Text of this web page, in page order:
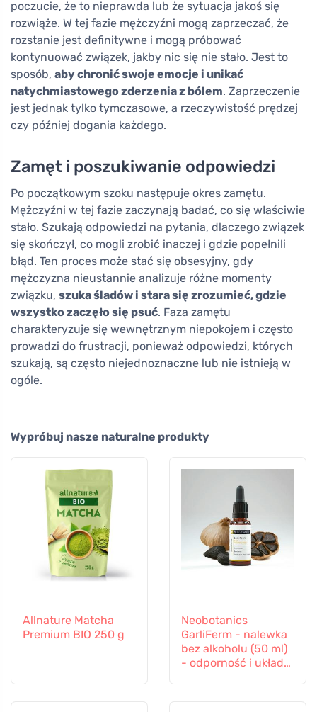
poczucie, że to nieprawda lub że sytuacja jakoś się
rozwiąże. W tej fazie mężczyźni mogą zaprzeczać, że
rozstanie jest definitywne i mogą próbować
kontynuować związek, jakby nic się nie stało. Jest to
sposób, aby chronić swoje emocje i unikać
natychmiastowego zderzenia z bólem. Zaprzeczenie
jest jednak tylko tymczasowe, a rzeczywistość prędzej
czy później dogania każdego.
Zamęt i poszukiwanie odpowiedzi
Po początkowym szoku następuje okres zamętu.
Mężczyźni w tej fazie zaczynają badać, co się właściwie
stało. Szukają odpowiedzi na pytania, dlaczego związek
się skończył, co mogli zrobić inaczej i gdzie popełnili
błąd. Ten proces może stać się obsesyjny, gdy
mężczyzna nieustannie analizuje różne momenty
związku, szuka śladów i stara się zrozumieć, gdzie
wszystko zaczęło się psuć. Faza zamętu
charakteryzuje się wewnętrznym niepokojem i często
prowadzi do frustracji, ponieważ odpowiedzi, których
szukają, są często niejednoznaczne lub nie istnieją w
ogóle.
Wypróbuj nasze naturalne produkty
Allnature Matcha
Premium BIO 250 g
Neobotanics
GarliFerm - nalewka
bez alkoholu (50 ml)
- odporność i układ